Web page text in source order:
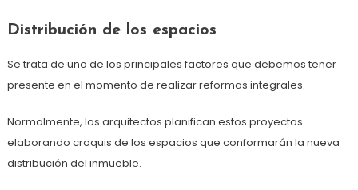
Distribución de los espacios
Se trata de uno de los principales factores que debemos tener
presente en el momento de realizar reformas integrales.
Normalmente, los arquitectos planifican estos proyectos
elaborando croquis de los espacios que conformarán la nueva
distribución del inmueble.